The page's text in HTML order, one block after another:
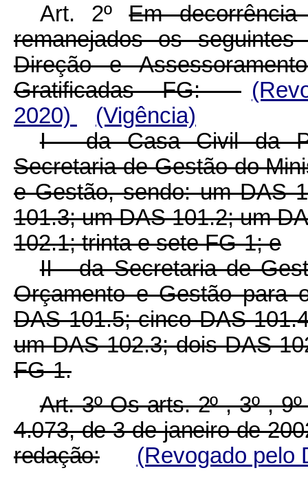
Art. 2ºEm
remanejados os
Direção e
Gratificadas - FG:
2020)
(Vigência)
I - da Casa Civil da
Secretaria de Gestão do
e Gestão, sendo: um DAS
101.3; um DAS 101.2; um
102.1; trinta e sete FG-1; e
II - da Secretaria de
Orçamento e Gestão para
DAS 101.5; cinco DAS
um DAS 102.3; dois DAS
FG-1.
Art. 3º Os arts. 2º , 3º ,
4.073, de 3 de janeiro de
redação:
(Revogado pelo